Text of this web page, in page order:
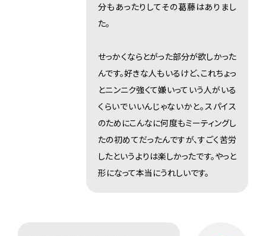
分もあったりしてその葛藤はありまし
た。
せっかくならとがった部分が欲しかった
んです。好きな人もいるけど、これちょっ
とニンニク強くて嫌いっていう人がいる
くらいでいいんじゃないかと。スパイス
のためにこんなに何度もミーティングし
たの初めてだったんですが、すごく苦労
したというよりは楽しかったです。やっと
形になって本当にうれしいです。